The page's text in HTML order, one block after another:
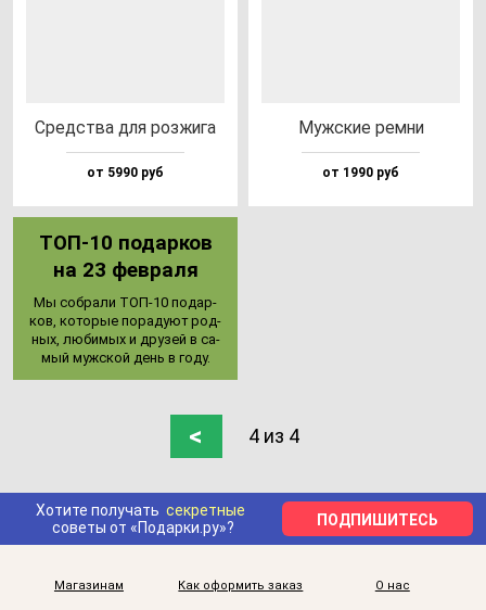
Средс­тва для роз­жи­га
от 5990 руб
Муж­ские рем­ни
от 1990 руб
ТОП-10 по­дар­ков
на 23 фев­ра­ля
Мы соб­ра­ли ТОП-10 по­дар­
ков, ко­то­рые по­ра­ду­ют род­
ных, лю­би­мых и дру­зей в са­
мый муж­ской день в го­ду.
< 4 из 4
Хотите получать секретные
советы от «Подарки.ру»?
ПОДПИШИТЕСЬ
Магазинам Как оформить заказ О нас